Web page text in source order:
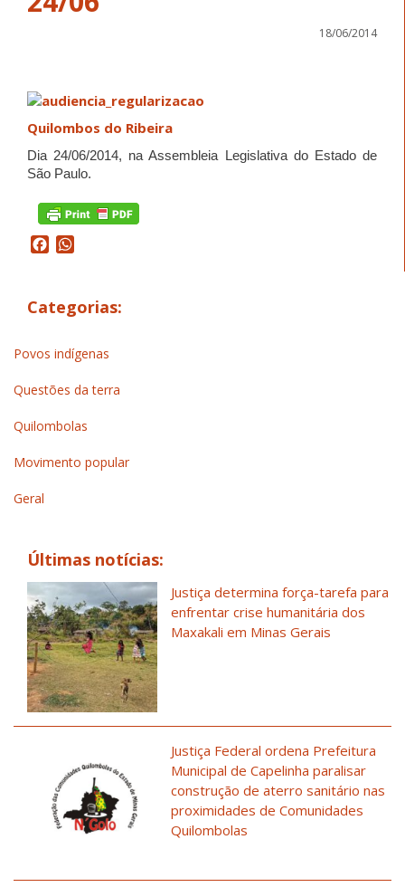
18/06/2014
Quilombos do Ribeira
Dia 24/06/2014, na Assembleia Legislativa do Estado de
São Paulo.
Facebook
Categorias:
Povos indígenas
Questões da terra
Quilombolas
Movimento popular
Geral
Últimas notícias:
Justiça determina força-tarefa para
enfrentar crise humanitária dos
Maxakali em Minas Gerais
Justiça Federal ordena Prefeitura
Municipal de Capelinha paralisar
construção de aterro sanitário nas
proximidades de Comunidades
Quilombolas